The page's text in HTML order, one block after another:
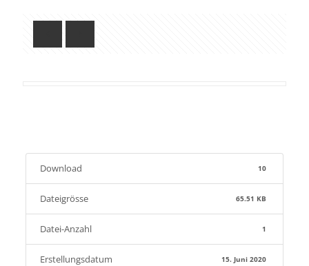
Download 10
Dateigrösse 65.51 KB
Datei-Anzahl 1
Erstellungsdatum 15. Juni 2020